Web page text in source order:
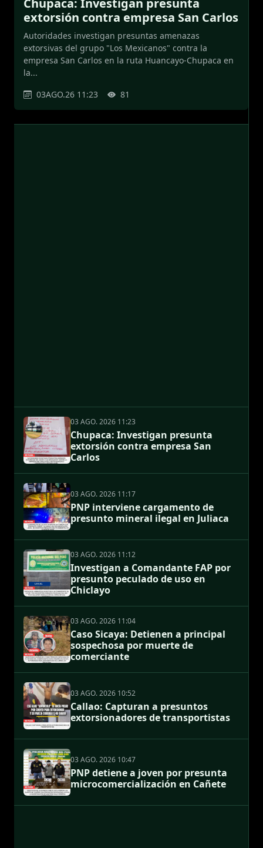
Chupaca: Investigan presunta
extorsión contra empresa San Carlos
Autoridades investigan presuntas amenazas
extorsivas del grupo "Los Mexicanos" contra la
empresa San Carlos en la ruta Huancayo-Chupaca en
la...
03AGO.26 11:23
81
03 AGO. 2026 11:23
Chupaca: Investigan presunta
extorsión contra empresa San
Carlos
03 AGO. 2026 11:17
PNP interviene cargamento de
presunto mineral ilegal en Juliaca
03 AGO. 2026 11:12
Investigan a Comandante FAP por
presunto peculado de uso en
Chiclayo
03 AGO. 2026 11:04
Caso Sicaya: Detienen a principal
sospechosa por muerte de
comerciante
03 AGO. 2026 10:52
Callao: Capturan a presuntos
extorsionadores de transportistas
03 AGO. 2026 10:47
PNP detiene a joven por presunta
microcomercialización en Cañete